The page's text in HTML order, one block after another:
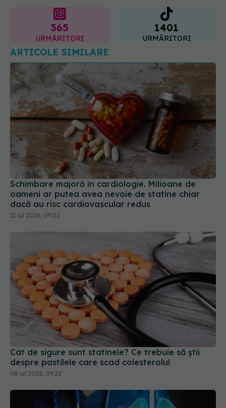
365
URMĂRITORI
1401
URMĂRITORI
ARTICOLE SIMILARE
Schimbare majoră în cardiologie. Milioane de
oameni ar putea avea nevoie de statine chiar
dacă au risc cardiovascular redus
21 iul 2026, 09:02
Cât de sigure sunt statinele? Ce trebuie să știi
despre pastilele care scad colesterolul
08 iul 2026, 09:22